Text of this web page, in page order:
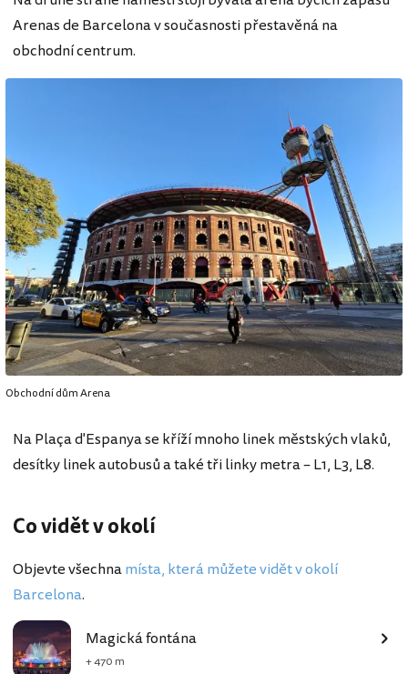
Arenas de Barcelona v současnosti přestavěná na
obchodní centrum.
Obchodní dům Arena
Na Plaça d'Espanya se kříží mnoho linek městských vlaků,
desítky linek autobusů a také tři linky metra – L1, L3, L8.
Co vidět v okolí
Objevte všechnamísta, která můžete vidět v okolí
Barcelona.
Magická fontána
+ 470 m